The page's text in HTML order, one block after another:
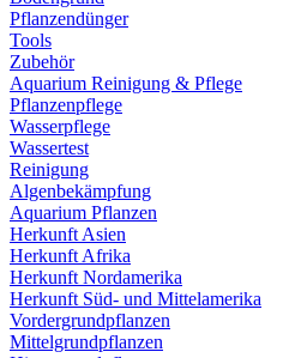
Pflanzendünger
Tools
Zubehör
Aquarium Reinigung & Pflege
Pflanzenpflege
Wasserpflege
Wassertest
Reinigung
Algenbekämpfung
Aquarium Pflanzen
Herkunft Asien
Herkunft Afrika
Herkunft Nordamerika
Herkunft Süd- und Mittelamerika
Vordergrundpflanzen
Mittelgrundpflanzen